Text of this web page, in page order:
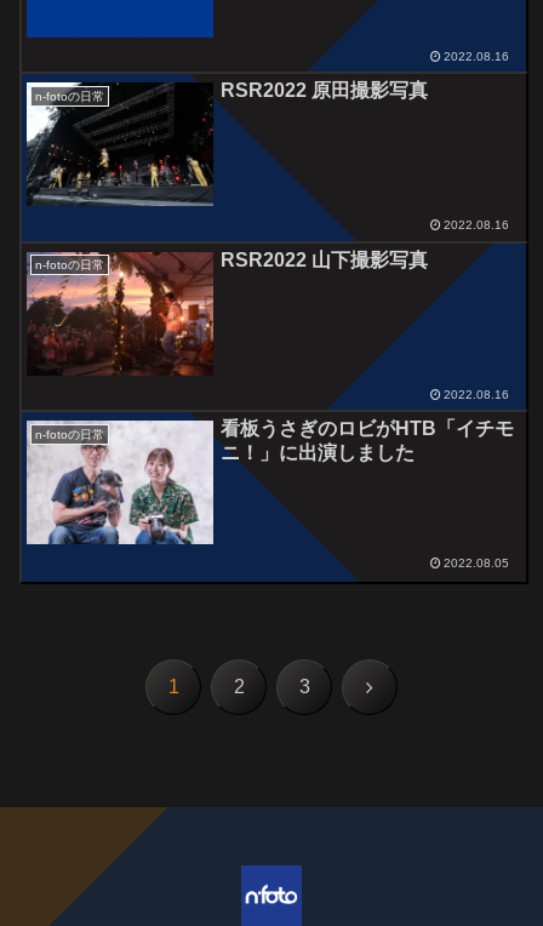
2022.08.16
n-fotoの日常 RSR2022 原田撮影写真
2022.08.16
n-fotoの日常 RSR2022 山下撮影写真
2022.08.16
n-fotoの日常
看板うさぎのロビがHTB「イチモ
ニ！」に出演しました
2022.08.05
1 2 3 次